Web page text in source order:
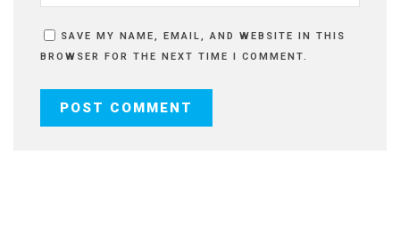
SAVE MY NAME, EMAIL, AND WEBSITE IN THIS
BROWSER FOR THE NEXT TIME I COMMENT.